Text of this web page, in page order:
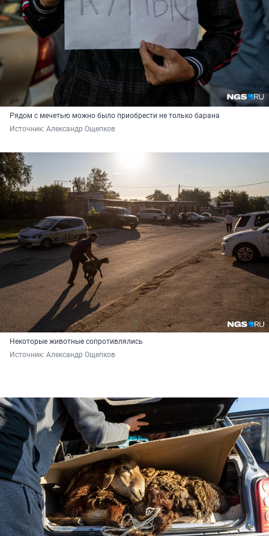
Рядом с мечетью можно было приобрести не только барана
Источник: Александр Ощепков
Некоторые животные сопротивлялись
Источник: Александр Ощепков